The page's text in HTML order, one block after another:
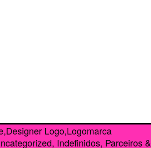
,Designer Logo,Logomarca
Indefinidos, Parceiros &